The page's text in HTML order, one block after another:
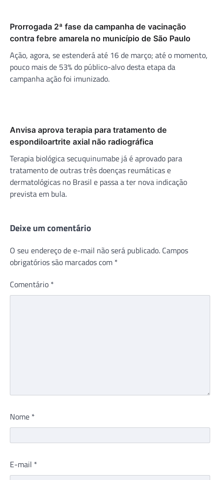
Prorrogada 2ª fase da campanha de vacinação
contra febre amarela no município de São Paulo
Ação, agora, se estenderá até 16 de março; até o momento,
pouco mais de 53% do público-alvo desta etapa da
campanha ação foi imunizado.
Anvisa aprova terapia para tratamento de
espondiloartrite axial não radiográfica
Terapia biológica secuquinumabe já é aprovado para
tratamento de outras três doenças reumáticas e
dermatológicas no Brasil e passa a ter nova indicação
prevista em bula.
Deixe um comentário
O seu endereço de e-mail não será publicado. Campos
obrigatórios são marcados com *
Comentário *
Nome *
E-mail *